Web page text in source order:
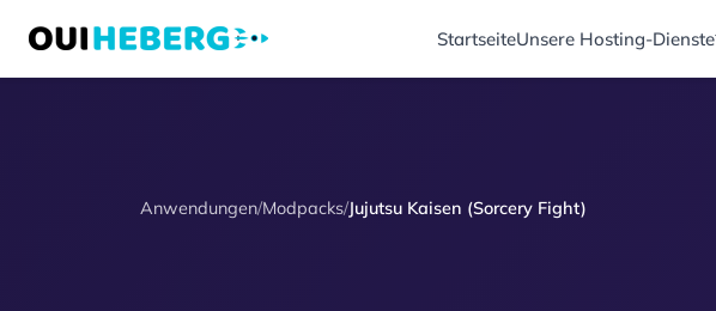
StartseiteUnsere Hosting-Dienste
Anwendungen/Modpacks/Jujutsu Kaisen (Sorcery Fight)